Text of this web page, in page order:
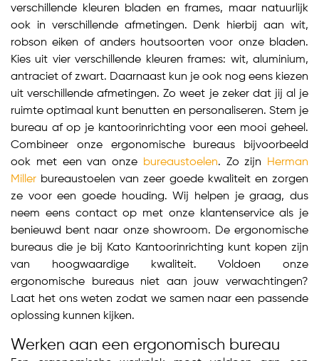
verschillende kleuren bladen en frames, maar natuurlijk
ook in verschillende afmetingen. Denk hierbij aan wit,
robson eiken of anders houtsoorten voor onze bladen.
Kies uit vier verschillende kleuren frames: wit, aluminium,
antraciet of zwart. Daarnaast kun je ook nog eens kiezen
uit verschillende afmetingen. Zo weet je zeker dat jij al je
ruimte optimaal kunt benutten en personaliseren. Stem je
bureau af op je kantoorinrichting voor een mooi geheel.
Combineer onze ergonomische bureaus bijvoorbeeld
ook met een van onze bureaustoelen. Zo zijn Herman
Miller bureaustoelen van zeer goede kwaliteit en zorgen
ze voor een goede houding. Wij helpen je graag, dus
neem eens contact op met onze klantenservice als je
benieuwd bent naar onze showroom. De ergonomische
bureaus die je bij Kato Kantoorinrichting kunt kopen zijn
van hoogwaardige kwaliteit. Voldoen onze
ergonomische bureaus niet aan jouw verwachtingen?
Laat het ons weten zodat we samen naar een passende
oplossing kunnen kijken.
Werken aan een ergonomisch bureau